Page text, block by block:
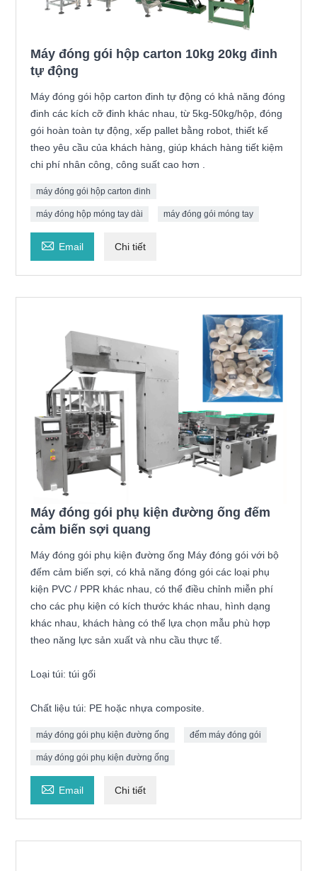
Máy đóng gói hộp carton 10kg 20kg đinh
tự động
Máy đóng gói hộp carton đinh tự động có khả năng đóng
đinh các kích cỡ đinh khác nhau, từ 5kg-50kg/hộp, đóng
gói hoàn toàn tự động, xếp pallet bằng robot, thiết kế
theo yêu cầu của khách hàng, giúp khách hàng tiết kiệm
chi phí nhân công, công suất cao hơn .
máy đóng gói hộp carton đinh
máy đóng hộp móng tay dài máy đóng gói móng tay
 Email Chi tiết
Máy đóng gói phụ kiện đường ống đếm
cảm biến sợi quang
Máy đóng gói phụ kiện đường ống Máy đóng gói với bộ
đếm cảm biến sợi, có khả năng đóng gói các loại phụ
kiện PVC / PPR khác nhau, có thể điều chỉnh miễn phí
cho các phụ kiện có kích thước khác nhau, hình dạng
khác nhau, khách hàng có thể lựa chọn mẫu phù hợp
theo năng lực sản xuất và nhu cầu thực tế.
Loại túi: túi gối
Chất liệu túi: PE hoặc nhựa composite.
máy đóng gói phụ kiện đường ống đếm máy đóng gói
máy đóng gói phụ kiện đường ống
 Email Chi tiết